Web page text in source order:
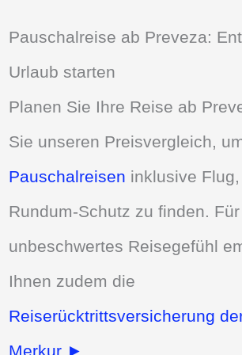
Pauschalreise ab Preveza:
Urlaub starten
Planen Sie Ihre Reise ab
Sie unseren Preisvergleich,
Pauschalreisen inklusive
Rundum-Schutz zu finden.
unbeschwertes Reisegefühl
Ihnen zudem die
Reiserücktrittsversicherung
Merkur ►